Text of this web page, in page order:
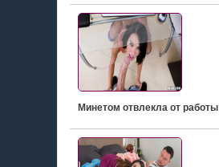
Минетом отвлекла от работы